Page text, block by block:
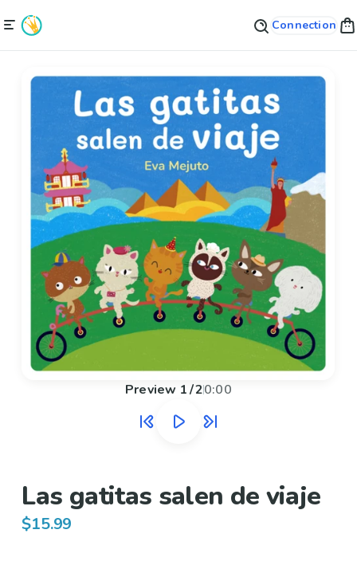
Connection
Preview 1/20:00
Las gatitas salen de viaje
$15.99